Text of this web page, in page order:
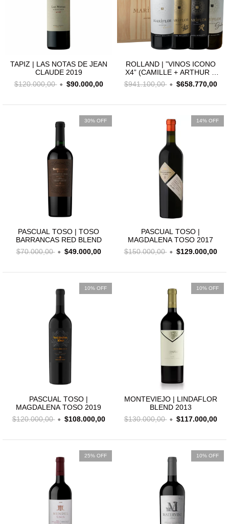
TAPIZ | LAS NOTAS DE JEAN
CLAUDE 2019
$120.000,00
$90.000,00
ROLLAND | ”VINOS ICONO
X4” (CAMILLE + ARTHUR &
THEO + RAPHAEL + GIULIA)
$941.100,00 $658.770,00
30% OFF
PASCUAL TOSO | TOSO
BARRANCAS RED BLEND
$70.000,00
$49.000,00
14% OFF
PASCUAL TOSO |
MAGDALENA TOSO 2017
$150.000,00
$129.000,00
10% OFF
PASCUAL TOSO |
MAGDALENA TOSO 2019
$120.000,00
$108.000,00
10% OFF
MONTEVIEJO | LINDAFLOR
BLEND 2013
$130.000,00
$117.000,00
25% OFF 10% OFF